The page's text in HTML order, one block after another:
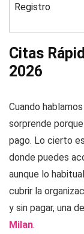
Registro
Citas
2026
Cuando
sorprende
pago. Lo cierto
donde puedes
aunque lo
cubrir la
y sin pagar, una
Milan.